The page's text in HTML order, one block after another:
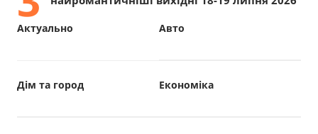
Авто
Актуально
Дім та город Економіка